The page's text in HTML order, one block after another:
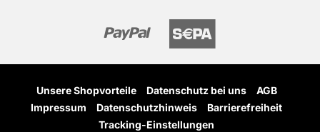
Unsere Shopvorteile Datenschutz bei uns
AGB
Impressum
Datenschutzhinweis
Barrierefreiheit
Tracking-Einstellungen